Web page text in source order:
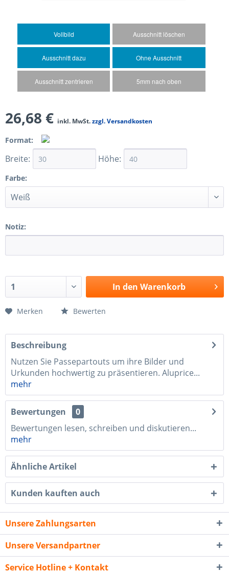
26,68 € inkl. MwSt.zzgl. Versandkosten
Format:
Breite: Höhe:
Farbe:
Notiz:
In den Warenkorb
Merken Bewerten
Beschreibung
Nutzen Sie Passepartouts um ihre Bilder und
Urkunden hochwertig zu präsentieren. Aluprice...
mehr
Bewertungen
0
Bewertungen lesen, schreiben und diskutieren...
mehr
Ähnliche Artikel
Kunden kauften auch
Unsere Zahlungsarten
Unsere Versandpartner
Service Hotline + Kontakt